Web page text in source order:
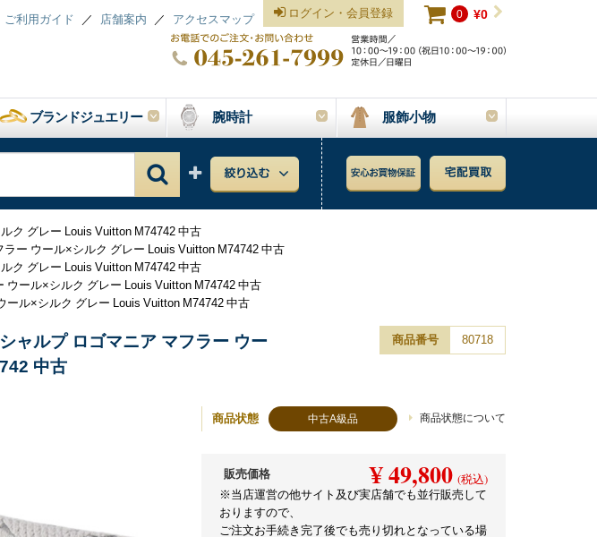
0 ¥0
ログイン・会員登録
ご利用ガイド 店舗案内 アクセスマップ
ブランドジュエリー 腕時計 服飾小物
ク グレー Louis Vuitton M74742 中古
ー ウール×シルク グレー Louis Vuitton M74742 中古
ク グレー Louis Vuitton M74742 中古
ウール×シルク グレー Louis Vuitton M74742 中古
ール×シルク グレー Louis Vuitton M74742 中古
ャルプ ロゴマニア マフラー ウー
中古
商品番号 80718
商品状態 中古A級品 商品状態について
販売価格 ¥ 49,800 (税込)
※当店運営の他サイト及び実店舗でも並行販売して
おりますので、
ご注文お手続き完了後でも売り切れとなっている場